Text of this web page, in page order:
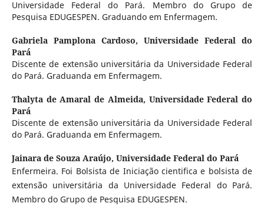
Universidade Federal do Pará. Membro do Grupo de
Pesquisa EDUGESPEN. Graduando em Enfermagem.
Gabriela Pamplona Cardoso,Universidade Federal do
Pará
Discente de extensão universitária da Universidade Federal
do Pará. Graduanda em Enfermagem.
Thalyta de Amaral de Almeida, Universidade Federal do
Pará
Discente de extensão universitária da Universidade Federal
do Pará. Graduanda em Enfermagem.
Jainara de Souza Araújo, Universidade Federal do Pará
Enfermeira. Foi Bolsista de Iniciação cientifica e bolsista de
extensão universitária da Universidade Federal do Pará.
Membro do Grupo de Pesquisa EDUGESPEN.